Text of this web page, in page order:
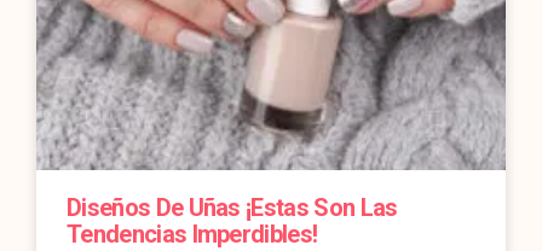
Diseños De Uñas ¡estas Son Las
Tendencias Imperdibles!